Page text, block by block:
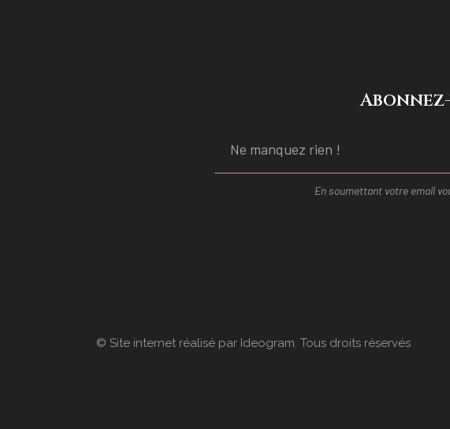
En soumettant votre email
© Site internet réalisé par Ideogram. Tous droits réservés